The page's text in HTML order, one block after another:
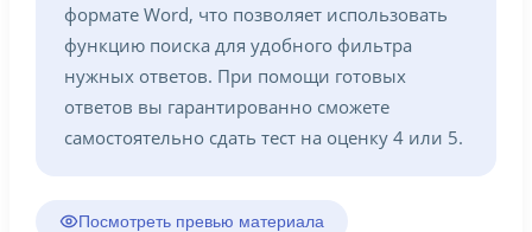
формате Word, что позволяет использовать
функцию поиска для удобного фильтра
нужных ответов. При помощи готовых
ответов вы гарантированно сможете
самостоятельно сдать тест на оценку 4 или 5.
Посмотреть превью материала